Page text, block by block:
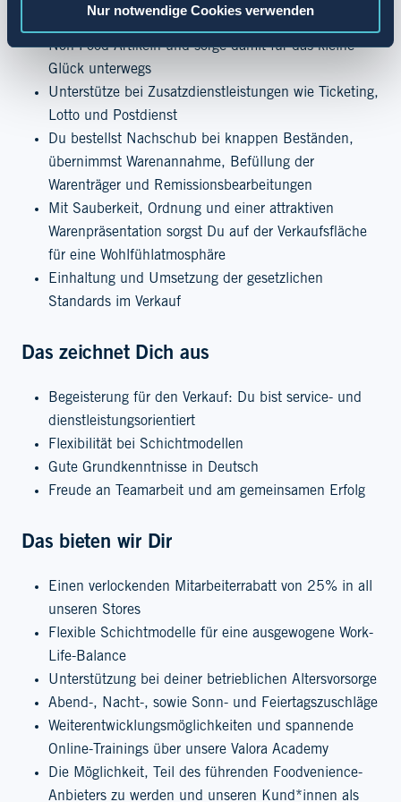
Nur notwendige Cookies verwenden
Non Food Artikeln und sorge damit für das kleine
Glück unterwegs
Unterstütze bei Zusatzdienstleistungen wie Ticketing,
Lotto und Postdienst
Du bestellst Nachschub bei knappen Beständen,
übernimmst Warenannahme, Befüllung der
Warenträger und Remissionsbearbeitungen
Mit Sauberkeit, Ordnung und einer attraktiven
Warenpräsentation sorgst Du auf der Verkaufsfläche
für eine Wohlfühlatmosphäre
Einhaltung und Umsetzung der gesetzlichen
Standards im Verkauf
Das zeichnet Dich aus
Begeisterung für den Verkauf: Du bist service- und
dienstleistungsorientiert
Flexibilität bei Schichtmodellen
Gute Grundkenntnisse in Deutsch
Freude an Teamarbeit und am gemeinsamen Erfolg
Das bieten wir Dir
Einen verlockenden Mitarbeiterrabatt von 25% in all
unseren Stores
Flexible Schichtmodelle für eine ausgewogene Work-
Life-Balance
Unterstützung bei deiner betrieblichen Altersvorsorge
Abend-, Nacht-, sowie Sonn- und Feiertagszuschläge
Weiterentwicklungsmöglichkeiten und spannende
Online-Trainings über unsere Valora Academy
Die Möglichkeit, Teil des führenden Foodvenience-
Anbieters zu werden und unseren Kund*innen als